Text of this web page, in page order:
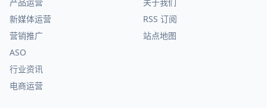
产品运营
新媒体运营
营销推广
ASO
行业资讯
电商运营
关于我们
RSS 订阅
站点地图